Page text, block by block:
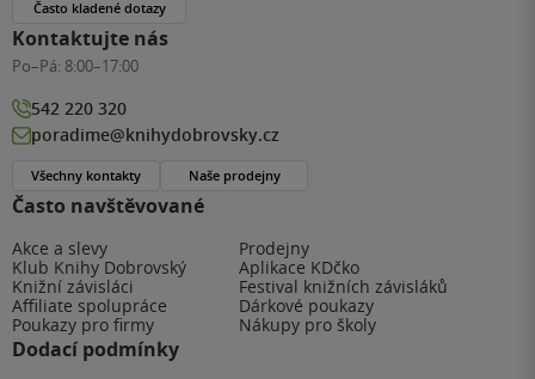
Často navštěvované
Akce a slevy
Prodejny
Klub Knihy Dobrovský
Aplikace KDčko
Knižní závisláci
Festival knižních závisláků
Affiliate spolupráce
Dárkové poukazy
Poukazy pro firmy
Nákupy pro školy
Dodací podmínky
Často kladené dotazy
Kontaktujte nás
Po–Pá: 8:00–17:00
542 220 320
poradime@knihydobrovsky.cz
Všechny kontakty Naše prodejny